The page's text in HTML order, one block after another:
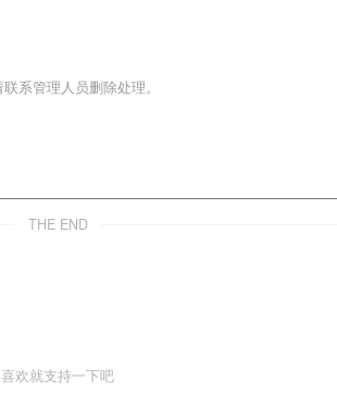
系管理人员删除处理。
THE END
喜欢就支持一下吧